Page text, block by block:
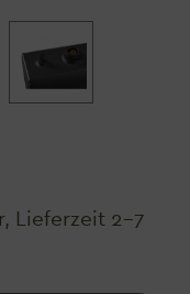
Lieferzeit 2–7